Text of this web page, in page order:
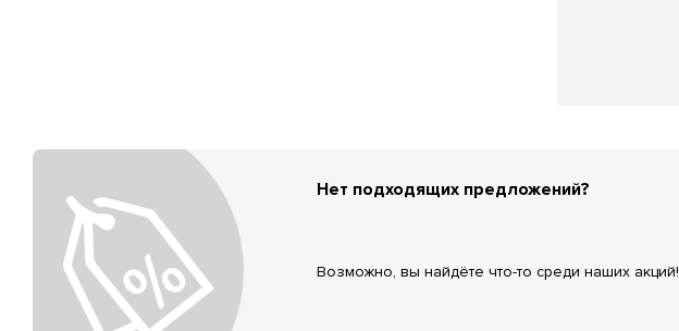
Нет подходящих предложений?
Возможно, вы найдёте что-то среди наших акций!